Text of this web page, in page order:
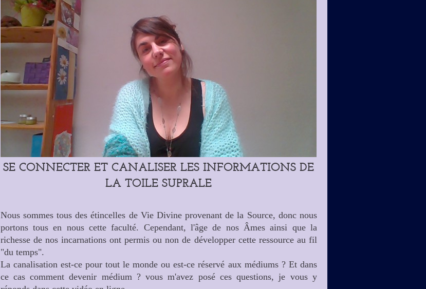
SE CONNECTER ET CANALISER LES INFORMATIONS DE
LA TOILE SUPRALE
Nous sommes tous des étincelles de Vie Divine provenant de la Source, donc nous
portons tous en nous cette faculté. Cependant, l'âge de nos Âmes ainsi que la
richesse de nos incarnations ont permis ou non de développer cette ressource au fil
"du temps".
La canalisation est-ce pour tout le monde ou est-ce réservé aux médiums ? Et dans
ce cas comment devenir médium ? vous m'avez posé ces questions, je vous y